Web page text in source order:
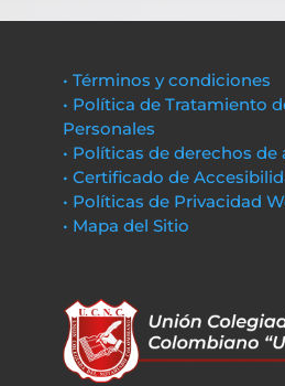
• Términos y condiciones
• Política de Tratamiento
Personales
• Políticas de derechos de
• Certificado de
• Políticas de Privacidad
• Mapa del Sitio